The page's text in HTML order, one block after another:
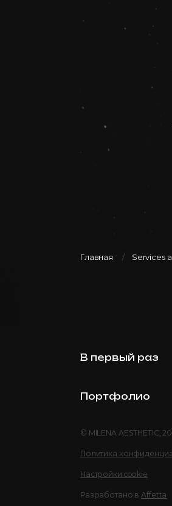
Главная Services
В первый раз
Портфолио
© MILENA AESTHETIC,
Политика
Настройки cookie
Разработано в Affetta